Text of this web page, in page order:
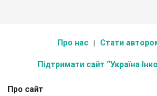
Про нас Стати
Підтримати сайт “Україна
Про сайт